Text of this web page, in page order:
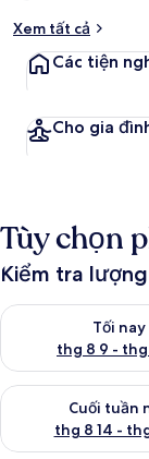
Xem tất cả
Các tiện
Cho gia
Tùy chọn
Kiểm tra
Tối nay
thg 8 9 - thg
Kiểm tra lượng
Cuối tuần
thg 8 14 -
Kiểm tra lượng